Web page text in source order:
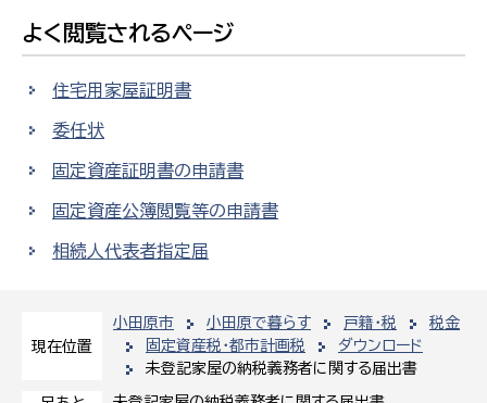
現在位置
小田原市 小田原で暮らす 戸籍・税
税金
固定資産税・都市計画税
ダウンロード
未登記家屋の納税義務者に関する届出書
よく閲覧されるページ
住宅用家屋証明書
委任状
固定資産証明書の申請書
固定資産公簿閲覧等の申請書
相続人代表者指定届